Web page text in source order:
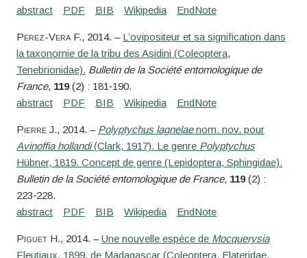
Pérez-VeraF., 2014. – L’ovipositeur et sa signification dans
la taxonomie de la tribu des Asidini (Coleoptera,
Tenebrionidae). Bulletin de la Société entomologique de
France, 119(2) : 181‑190.
PierreJ., 2014. – Polyptychus lagnelaenom. nov. pour
Avinoffia hollandi(Clark, 1917). Le genre Polyptychus
Hübner, 1819. Concept de genre (Lepidoptera, Sphingidae).
Bulletin de la Société entomologique de France, 119(2) :
223‑228.
PiguetH., 2014. –Une nouvelle espèce de Mocquerysia
Fleutiaux, 1899, de Madagascar (Coleoptera, Elateridae,